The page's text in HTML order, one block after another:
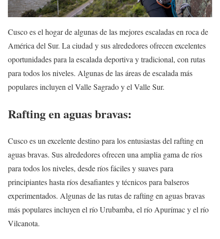
Cusco es el hogar de algunas de las mejores escaladas en roca de
América del Sur. La ciudad y sus alrededores ofrecen excelentes
oportunidades para la escalada deportiva y tradicional, con rutas
para todos los niveles. Algunas de las áreas de escalada más
populares incluyen el Valle Sagrado y el Valle Sur.
Rafting en aguas bravas:
Cusco es un excelente destino para los entusiastas del rafting en
aguas bravas. Sus alrededores ofrecen una amplia gama de ríos
para todos los niveles, desde ríos fáciles y suaves para
principiantes hasta ríos desafiantes y técnicos para balseros
experimentados. Algunas de las rutas de rafting en aguas bravas
más populares incluyen el río Urubamba, el río Apurímac y el río
Vilcanota.